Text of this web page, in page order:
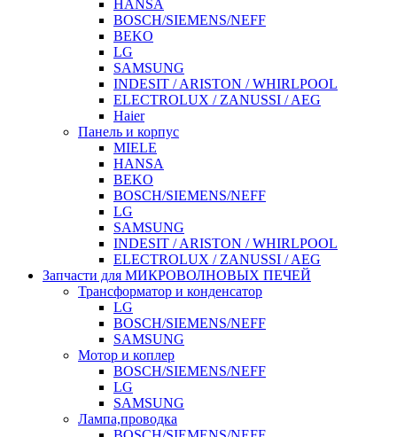
HANSA
BOSCH/SIEMENS/NEFF
BEKO
LG
SAMSUNG
INDESIT / ARISTON / WHIRLPOOL
ELECTROLUX / ZANUSSI / AEG
Haier
Панель и корпус
MIELE
HANSA
BEKO
BOSCH/SIEMENS/NEFF
LG
SAMSUNG
INDESIT / ARISTON / WHIRLPOOL
ELECTROLUX / ZANUSSI / AEG
Запчасти для МИКРОВОЛНОВЫХ ПЕЧЕЙ
Трансформатор и конденсатор
LG
BOSCH/SIEMENS/NEFF
SAMSUNG
Мотор и коплер
BOSCH/SIEMENS/NEFF
LG
SAMSUNG
Лампа,проводка